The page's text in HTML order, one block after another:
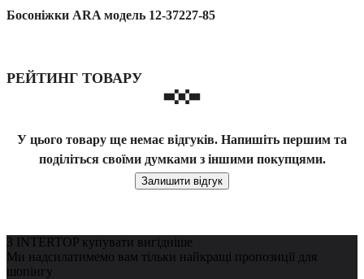
Босоніжки ARA модель 12-37227-85
РЕЙТИНГ ТОВАРУ
У цього товару ще немає відгуків. Напишіть першим та
поділіться своїми думками з іншими покупцями.
Залишити відгук
З INTERTOP купувати вигідніше
Ми надсилатимемо вам тільки найкращі пропозиції для
шопінгу